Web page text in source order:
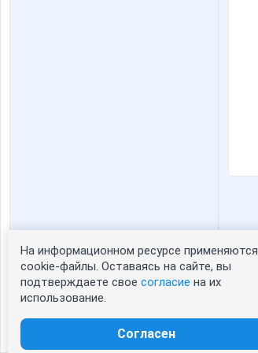
Статистика портрета:
сейчас просматривают портрет - 0
зарегистрированные пользователи
На информационном ресурсе применяются
cookie-файлы. Оставаясь на сайте, вы
подтверждаете свое согласие на их
использование.
Согласен